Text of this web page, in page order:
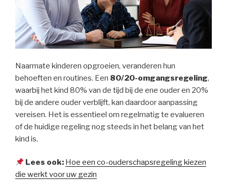
Naarmate kinderen opgroeien, veranderen hun
behoeften en routines. Een 80/20-omgangsregeling,
waarbij het kind 80% van de tijd bij de ene ouder en 20%
bij de andere ouder verblijft, kan daardoor aanpassing
vereisen. Het is essentieel om regelmatig te evalueren
of de huidige regeling nog steeds in het belang van het
kind is.
Lees ook: Hoe een co-ouderschapsregeling kiezen
die werkt voor uw gezin